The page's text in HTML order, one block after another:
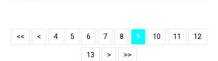
<< < 4 5 6 7 8 9 10 11 12
13 > >>